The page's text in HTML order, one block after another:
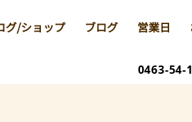
0463-54-
グ/ショップ ブログ 営業日